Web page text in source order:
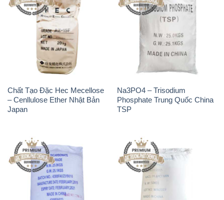
Chất Tạo Đặc Hec Mecellose
– Cenllulose Ether Nhật Bản
Japan
Na3PO4 – Trisodium
Phosphate Trung Quốc China
TSP